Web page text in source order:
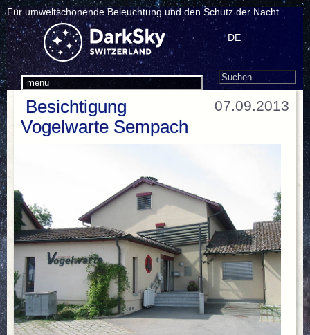
Für umweltschonende Beleuchtung und den Schutz der Nacht
menu
DE
Search
Suchen
07.09.2013
Besichtigung
Vogelwarte Sempach